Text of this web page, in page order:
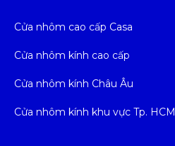
Cửa nhôm cao cấp Casa
Cửa nhôm kính cao cấp
Cửa nhôm kính Châu Âu
Cửa nhôm kính khu vực Tp. HCM